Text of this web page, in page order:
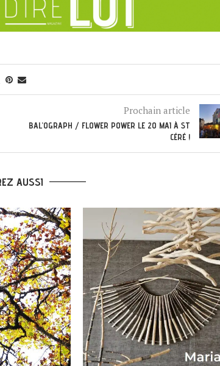
Prochain article
BAL’OGRAPH / FLOWER POWER LE 20 MAI À ST
CÉRÉ !
AUSSI